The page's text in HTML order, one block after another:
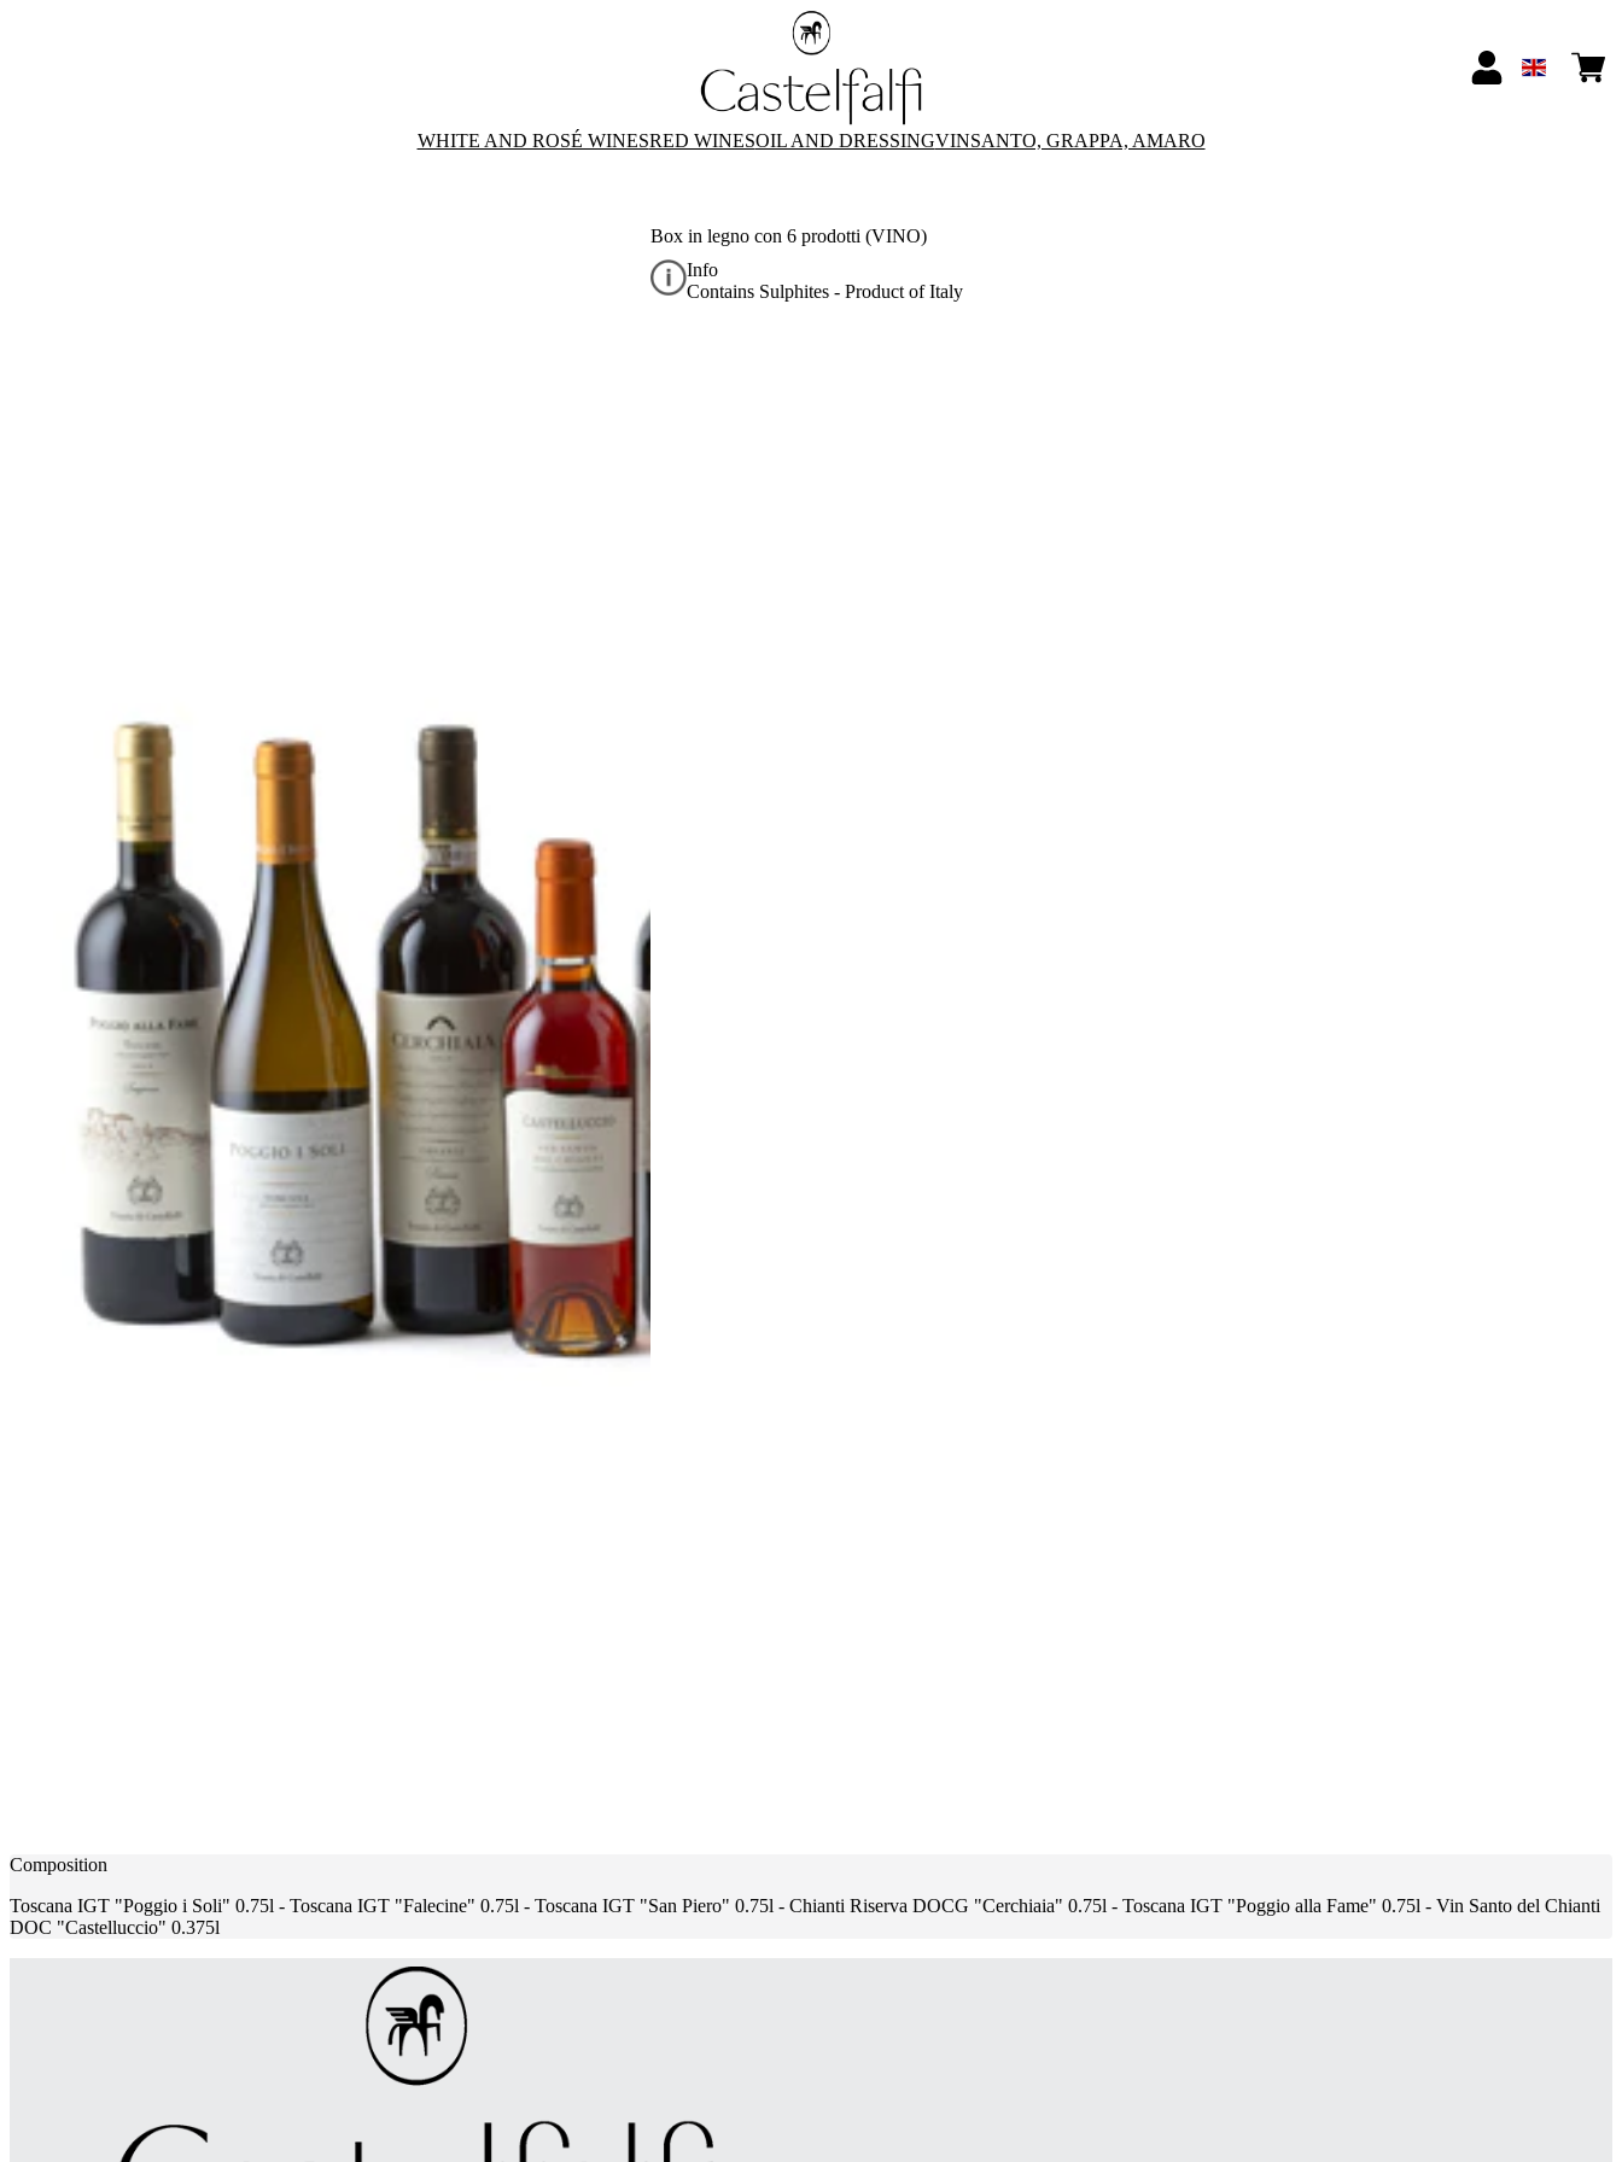
WHITE AND ROSÉ WINESRED WINESOIL AND DRESSINGVINSANTO, GRAPPA, AMARO
Box in legno con 6 prodotti (VINO)
Info
Contains Sulphites - Product of Italy
Composition
Toscana IGT "Poggio i Soli" 0.75l - Toscana IGT "Falecine" 0.75l - Toscana IGT "San Piero" 0.75l - Chianti Riserva DOCG "Cerchiaia" 0.75l - Toscana IGT "Poggio alla Fame" 0.75l - Vin Santo del Chianti
DOC "Castelluccio" 0.375l